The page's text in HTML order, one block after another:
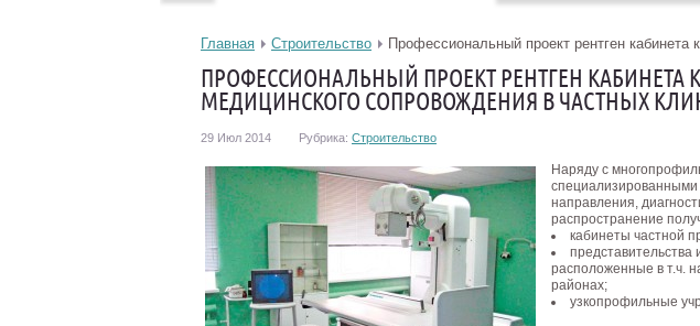
Главная Строительство Профессиональный проект рентген кабинета
ПРОФЕССИОНАЛЬНЫЙ ПРОЕКТ РЕНТГЕН КАБИНЕТА
МЕДИЦИНСКОГО СОПРОВОЖДЕНИЯ В ЧАСТНЫХ
29 Июл 2014 Рубрика: Строительство
Наряду с
направления,
распространение
кабинеты частной
представительства
расположенные в т.ч.
районах;
узкопрофильные